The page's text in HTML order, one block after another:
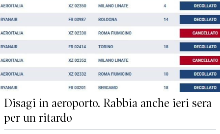
Disagi in aeroporto. Rabbia anche ieri sera
per un ritardo